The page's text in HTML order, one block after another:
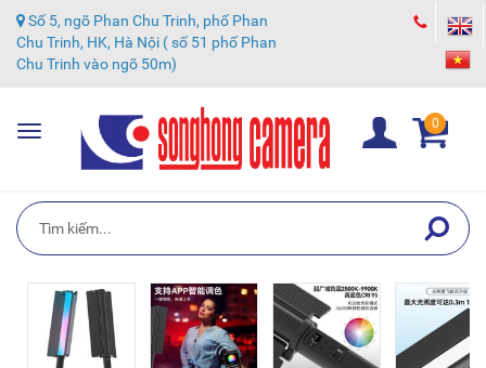
Số 5, ngõ Phan Chu Trinh, phố Phan
Chu Trinh, HK, Hà Nội ( số 51 phố Phan
Chu Trinh vào ngõ 50m)
Toggle
navigation
0